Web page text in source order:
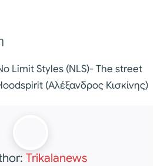
Limit Styles (NLS)- The street
(Αλέξανδρος Κισκίνης)
Trikalanews